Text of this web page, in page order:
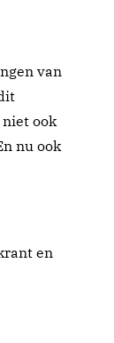
van
ook
nu ook
en